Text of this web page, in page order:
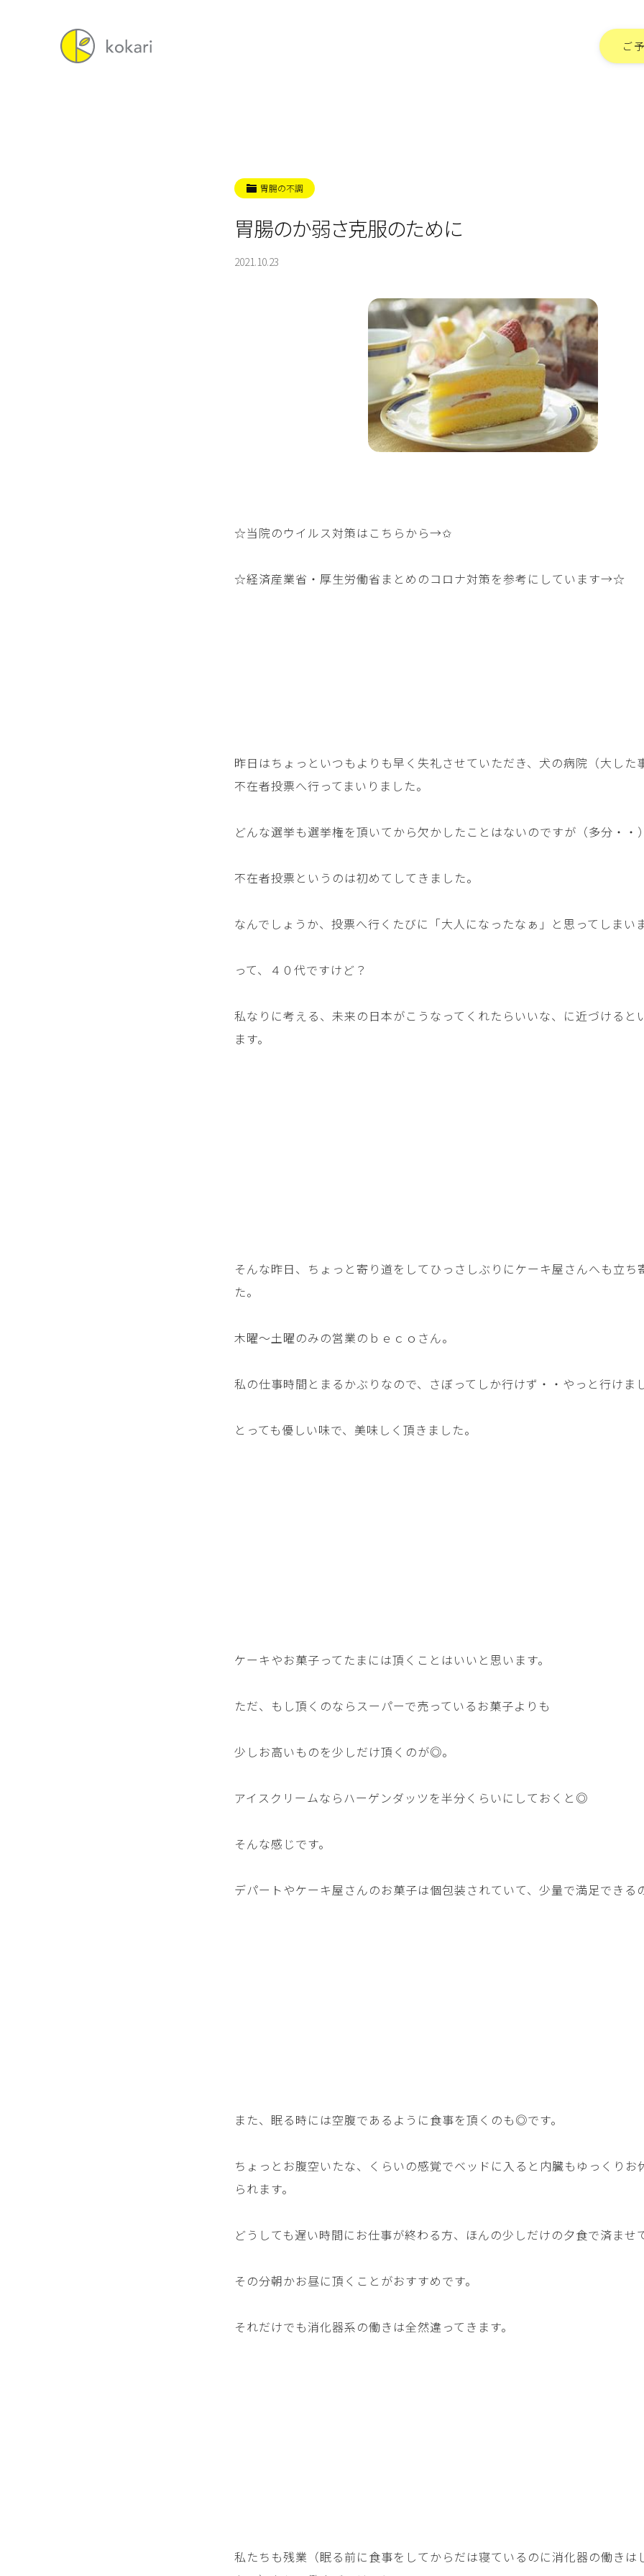
ご
胃腸の不調
胃腸のか弱さ克服のために
2021.10.23
☆当院のウイルス対策はこちらから→✩
☆経済産業省・厚生労働省まとめのコロナ対策を参考にしています→☆
昨日はちょっといつもよりも早く失礼させていただき、犬の病院（大した
不在者投票へ行ってまいりました。
どんな選挙も選挙権を頂いてから欠かしたことはないのですが（多分・・
不在者投票というのは初めてしてきました。
なんでしょうか、投票へ行くたびに「大人になったなぁ」と思ってしまい
って、４０代ですけど？
私なりに考える、未来の日本がこうなってくれたらいいな、に近づけると
ます。
そんな昨日、ちょっと寄り道をしてひっさしぶりにケーキ屋さんへも立ち
た。
木曜～土曜のみの営業の ｂｅｃｏ さん。
私の仕事時間とまるかぶりなので、さぼってしか行けず・・やっと行け
とっても優しい味で、美味しく頂きました。
ケーキやお菓子ってたまには頂くことはいいと思います。
ただ、もし頂くのならスーパーで売っているお菓子よりも
少しお高いものを少しだけ頂くのが◎。
アイスクリームならハーゲンダッツを半分くらいにしておくと◎
そんな感じです。
デパートやケーキ屋さんのお菓子は個包装されていて、少量で満足できる
また、眠る時には空腹であるように食事を頂くのも◎です。
ちょっとお腹空いたな、くらいの感覚でベッドに入ると内臓もゆっくりお
られます。
どうしても遅い時間にお仕事が終わる方、ほんの少しだけの夕食で済ませ
その分朝かお昼に頂くことがおすすめです。
それだけでも消化器系の働きは全然違ってきます。
私たちも残業（眠る前に食事をしてからだは寝ているのに消化器の働きは